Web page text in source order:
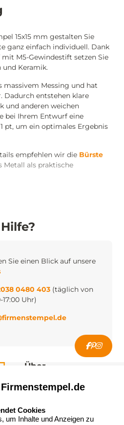
15x15 mm gestalten Sie
ganz einfach individuell. Dank
M5-Gewindestift setzen Sie
und Keramik.
massivem Messing und hat
Dadurch entstehen klare
und anderen weichen
bei Ihrem Entwurf eine
pt, um ein optimales Ergebnis
empfehlen wir die Bürste
Metall als praktische
Sie einen Blick auf unsere
0480 403 (täglich von
17:00 Uhr)
Über
Über uns
Bewerten Sie uns
Cookies
um Inhalte und Anzeigen zu